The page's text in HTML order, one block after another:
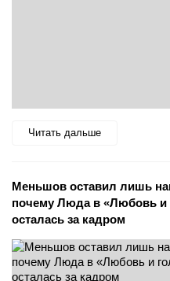
Читать дальше
Меньшов оставил лишь
почему Люда в «Любовь и
осталась за кадром